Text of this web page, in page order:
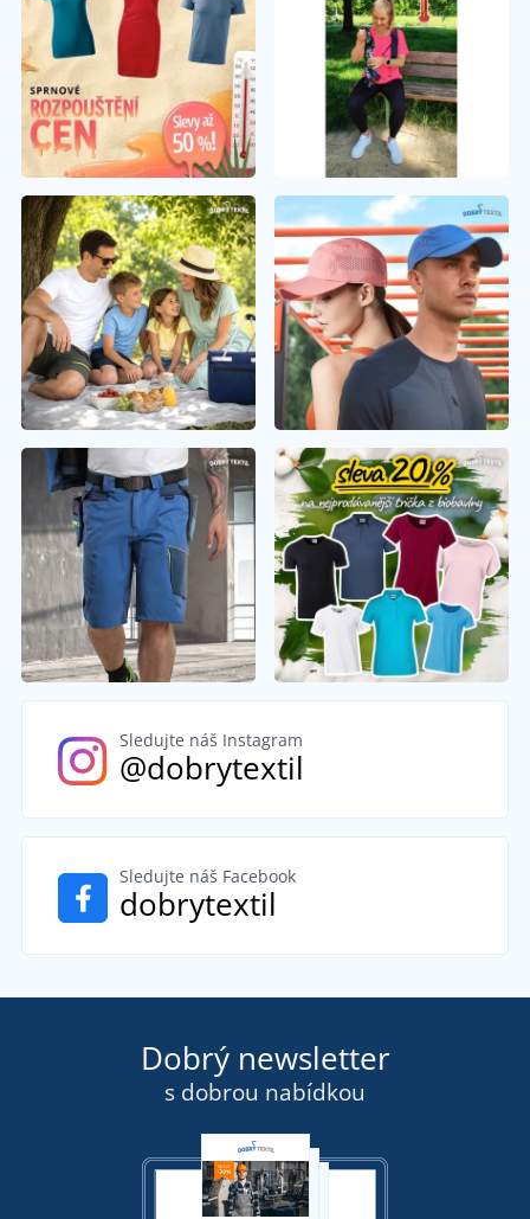
Sledujte náš Instagram
@dobrytextil
Sledujte náš Facebook
dobrytextil
Dobrý newsletter
s dobrou nabídkou